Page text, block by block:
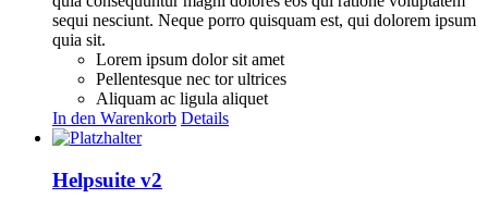
sequi nesciunt. Neque porro quisquam est, qui dolorem ipsum
quia sit.
Lorem ipsum dolor sit amet
Pellentesque nec tor ultrices
Aliquam ac ligula aliquet
In den Warenkorb Details
Helpsuite v2